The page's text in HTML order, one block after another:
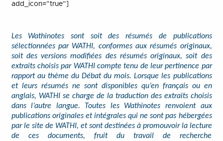
add_icon=”true”]
Les Wathinotes sont soit des résumés de publications
sélectionnées par WATHI, conformes aux résumés originaux,
soit des versions modifiées des résumés originaux, soit des
extraits choisis par WATHI compte tenu de leur pertinence par
rapport au thème du Débat du mois. Lorsque les publications
et leurs résumés ne sont disponibles qu’en français ou en
anglais, WATHI se charge de la traduction des extraits choisis
dans l’autre langue. Toutes les Wathinotes renvoient aux
publications originales et intégrales qui ne sont pas hébergées
par le site de WATHI, et sont destinées à promouvoir la lecture
de ces documents, fruit du travail de recherche